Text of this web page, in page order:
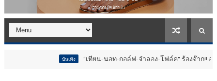
“เทียน-นอท-กอล์ฟ-จำลอง-โฟล์ค” ร้องจ๊าก!! อุปกรณ์ม่วนจอย